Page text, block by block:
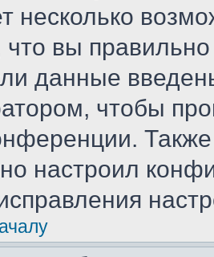
несколько
что вы
данные
чтобы
настроил